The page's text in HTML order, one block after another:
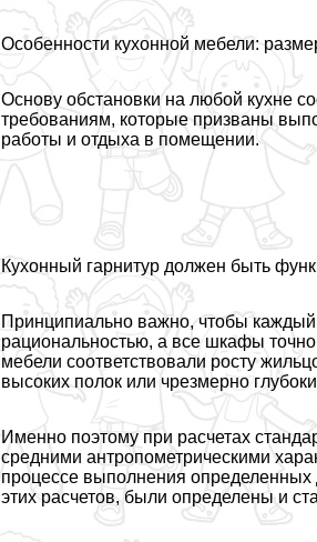
Особенности кухонной мебели:
Основу обстановки на любой кухне
требованиям, которые призваны
работы и отдыха в помещении.
Кухонный гарнитур должен быть
Принципиально важно, чтобы
рациональностью, а все шкафы
мебели соответствовали росту
высоких полок или чрезмерно
Именно поэтому при расчетах
средними антропометрическими
процессе выполнения определенных
этих расчетов, были определены и